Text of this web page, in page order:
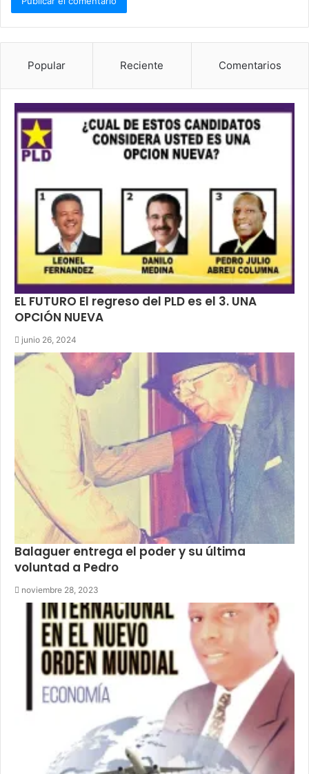
Popular Reciente Comentarios
EL FUTURO El regreso del PLD es el 3. UNA
OPCIÓN NUEVA
junio 26, 2024
Balaguer entrega el poder y su última
voluntad a Pedro
noviembre 28, 2023